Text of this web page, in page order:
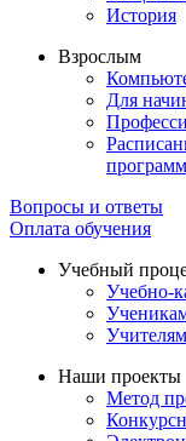
История
Взрослым
Для
Вопросы и ответы
Оплата обучения
Учебный
Учебно-
Учителям
Наши проекты
Метод